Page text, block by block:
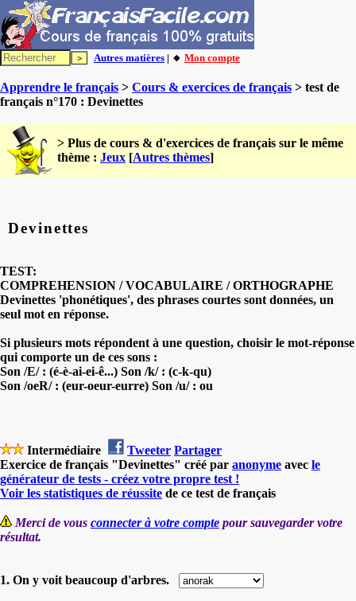
Autres matières | 🔸 Mon compte
Apprendre le français > Cours & exercices de français > test de
français n°170 : Devinettes
> Plus de cours & d'exercices de français sur le même
thème : Jeux [Autres thèmes]
Devinettes
TEST:
COMPREHENSION / VOCABULAIRE / ORTHOGRAPHE
Devinettes 'phonétiques', des phrases courtes sont données, un
seul mot en réponse.
Si plusieurs mots répondent à une question, choisir le mot-réponse
qui comporte un de ces sons :
Son /E/ : (é-è-ai-ei-ê...) Son /k/ : (c-k-qu)
Son /oeR/ : (eur-oeur-eurre) Son /u/ : ou
Intermédiaire Tweeter Partager
Exercice de français "Devinettes" créé par anonyme avec le
générateur de tests - créez votre propre test !
Voir les statistiques de réussite de ce test de français
Merci de vous connecter à votre compte pour sauvegarder votre
résultat.
1. On y voit beaucoup d'arbres.